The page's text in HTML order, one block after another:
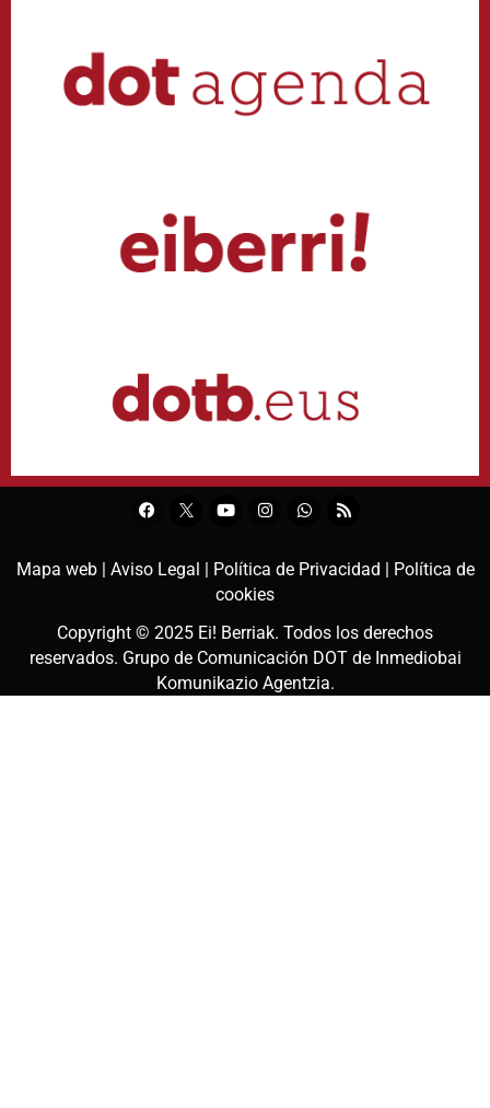
Mapa web | Aviso Legal | Política de Privacidad | Política de
cookies
Copyright © 2025 Ei! Berriak. Todos los derechos
reservados. Grupo de Comunicación DOT de Inmediobai
Komunikazio Agentzia.